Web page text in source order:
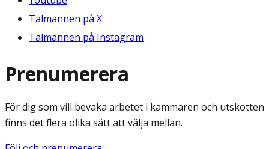
Talmannen på X
Talmannen på Instagram
Prenumerera
För dig som vill bevaka arbetet i kammaren och utskotten
finns det flera olika sätt att välja mellan.